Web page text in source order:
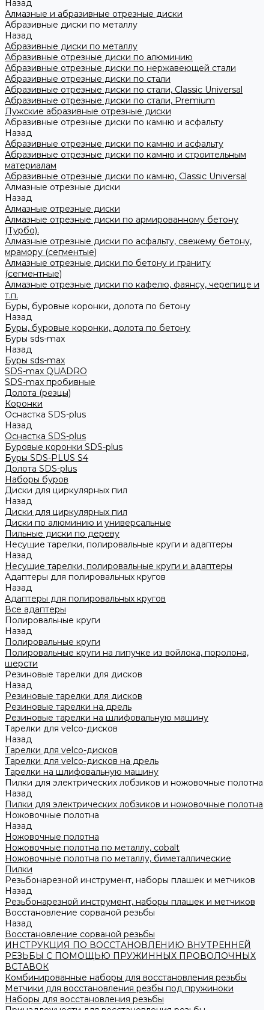
Назад
Алмазные и абразивные отрезные диски
Абразивные диски по металлу
Назад
Абразивные диски по металлу
Абразивные отрезные диски по алюминию
Абразивные отрезные диски по нержавеющей стали
Абразивные отрезные диски по стали
Абразивные отрезные диски по стали, Classic Universal
Абразивные отрезные диски по стали, Premium
Лужские абразивные отрезные диски
Абразивные отрезные диски по камню и асфальту
Назад
Абразивные отрезные диски по камню и асфальту
Абразивные отрезные диски по камню и строительным
материалам
Абразивные отрезные диски по камню, Classic Universal
Алмазные отрезные диски
Назад
Алмазные отрезные диски
Алмазные отрезные диски по армированному бетону
(Турбо).
Алмазные отрезные диски по асфальту, свежему бетону,
мрамору (сегментые)
Алмазные отрезные диски по бетону и граниту
(сегментные)
Алмазные отрезные диски по кафелю, фаянсу, черепице и
т.п.
Буры, буровые коронки, долота по бетону
Назад
Буры, буровые коронки, долота по бетону
Буры sds-max
Назад
Буры sds-max
SDS-max QUADRO
SDS-max пробивные
Долота (резцы)
Коронки
Оснастка SDS-plus
Назад
Оснастка SDS-plus
Буровые коронки SDS-plus
Буры SDS-PLUS S4
Долота SDS-plus
Наборы буров
Диски для циркулярных пил
Назад
Диски для циркулярных пил
Диски по алюминию и универсальные
Пильные диски по дереву
Несущие тарелки, полировальные круги и адаптеры
Назад
Несущие тарелки, полировальные круги и адаптеры
Адаптеры для полировальных кругов
Назад
Адаптеры для полировальных кругов
Все адаптеры
Полировальные круги
Назад
Полировальные круги
Полировальные круги на липучке из войлока, поролона,
шерсти
Резиновые тарелки для дисков
Назад
Резиновые тарелки для дисков
Резиновые тарелки на дрель
Резиновые тарелки на шлифовальную машину
Тарелки для velco-дисков
Назад
Тарелки для velco-дисков
Тарелки для velco-дисков на дрель
Тарелки на шлифовальную машину
Пилки для электрических лобзиков и ножовочные полотна
Назад
Пилки для электрических лобзиков и ножовочные полотна
Ножовочные полотна
Назад
Ножовочные полотна
Ножовочные полотна по металлу, cobalt
Ножовочные полотна по металлу, биметаллические
Пилки
Резьбонарезной инструмент, наборы плашек и метчиков
Назад
Резьбонарезной инструмент, наборы плашек и метчиков
Восстановление сорваной резьбы
Назад
Восстановление сорваной резьбы
ИНСТРУКЦИЯ ПО ВОССТАНОВЛЕНИЮ ВНУТРЕННЕЙ
РЕЗЬБЫ С ПОМОЩЬЮ ПРУЖИННЫХ ПРОВОЛОЧНЫХ
ВСТАВОК
Комбинированные наборы для восстановления резьбы
Метчики для восстановления резбы под пружиноки
Наборы для восстановления резьбы